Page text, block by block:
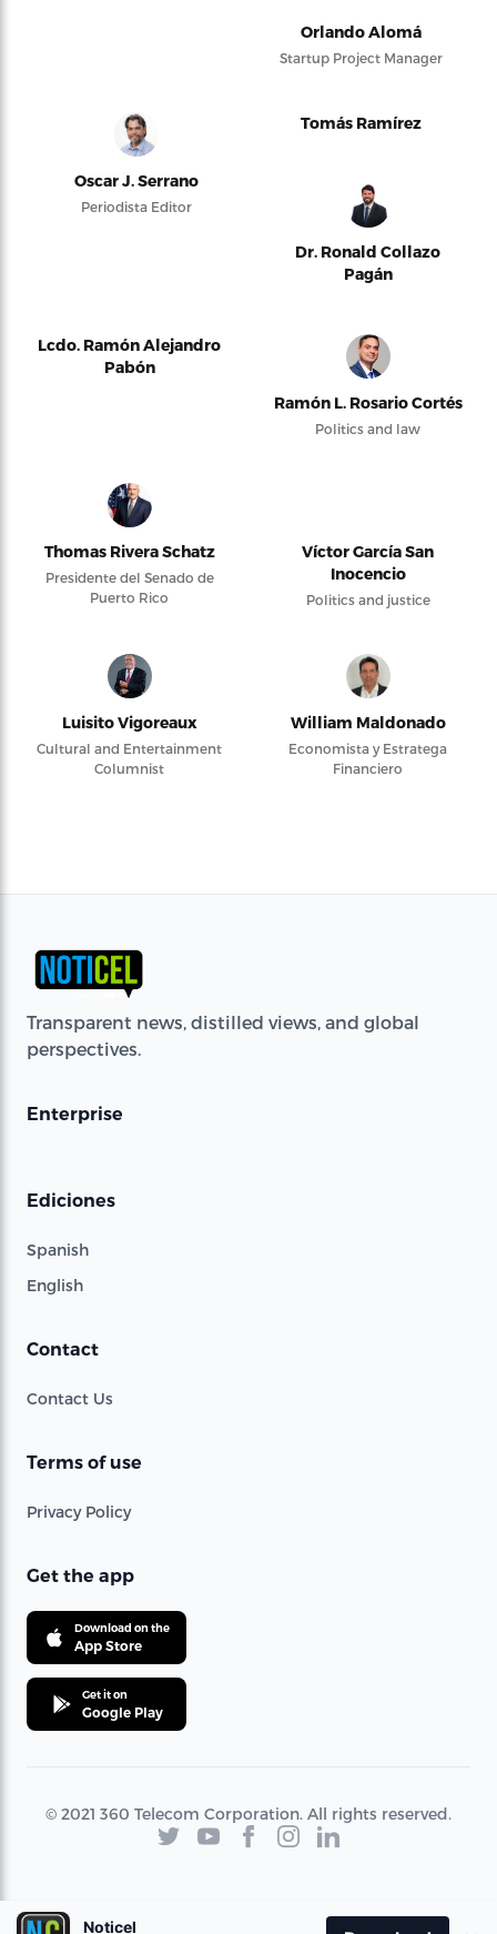
Orlando Alomá
Startup Project Manager
Oscar J. Serrano
Periodista Editor
Tomás Ramírez
Dr. Ronald Collazo
Pagán
Lcdo. Ramón Alejandro
Pabón
Ramón L. Rosario Cortés
Politics and law
Thomas Rivera Schatz
Presidente del Senado de
Puerto Rico
Víctor García San
Inocencio
Politics and justice
Luisito Vigoreaux
Cultural and Entertainment
Columnist
William Maldonado
Economista y Estratega
Financiero
Transparent news, distilled views, and global
perspectives.
Enterprise
Ediciones
Spanish
English
Contact
Contact Us
Terms of use
Privacy Policy
Get the app
Download on the
App Store
Get it on
Google Play
© 2021 360 Telecom Corporation. All rights reserved.
Noticel